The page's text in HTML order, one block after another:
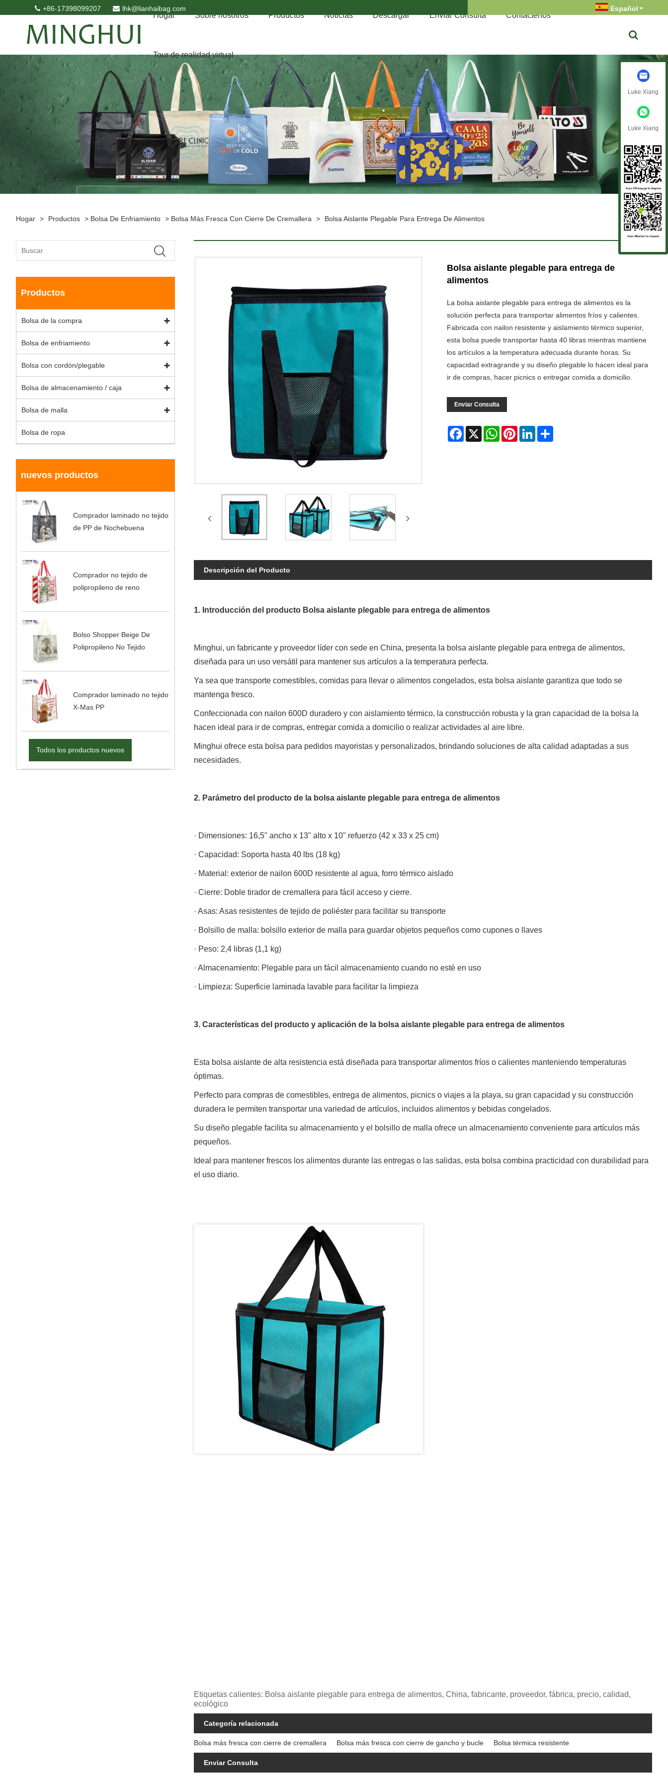
+86-17398099207 lhk@lianhaibag.com Español
Hogar Sobre nosotros Productos Noticias Descargar Enviar Consulta Contáctenos
Tour de realidad virtual
Hogar > Productos > Bolsa De Enfriamiento > Bolsa Más Fresca Con Cierre De Cremallera > Bolsa Aislante Plegable Para Entrega De Alimentos
Productos
Bolsa de la compra
Bolsa de enfriamiento
Bolsa con cordón/plegable
Bolsa de almacenamiento / caja
Bolsa de malla
Bolsa de ropa
nuevos productos
Comprador laminado no tejido
de PP de Nochebuena
Comprador no tejido de
polipropileno de reno
Bolso Shopper Beige De
Polipropileno No Tejido
Comprador laminado no tejido
X-Mas PP
Todos los productos nuevos
Bolsa aislante plegable para entrega de
alimentos
La bolsa aislante plegable para entrega de alimentos es la
solución perfecta para transportar alimentos fríos y calientes.
Fabricada con nailon resistente y aislamiento térmico superior,
esta bolsa puede transportar hasta 40 libras mientras mantiene
los artículos a la temperatura adecuada durante horas. Su
capacidad extragrande y su diseño plegable lo hacen ideal para
ir de compras, hacer picnics o entregar comida a domicilio.
Enviar Consulta
Facebook
X WhatsAppPinterestLinkedIn
Descripción del Producto
1. Introducción del producto Bolsa aislante plegable para entrega de alimentos
Minghui, un fabricante y proveedor líder con sede en China, presenta la bolsa aislante plegable para entrega de alimentos,
diseñada para un uso versátil para mantener sus artículos a la temperatura perfecta.
Ya sea que transporte comestibles, comidas para llevar o alimentos congelados, esta bolsa aislante garantiza que todo se
mantenga fresco.
Confeccionada con nailon 600D duradero y con aislamiento térmico, la construcción robusta y la gran capacidad de la bolsa la
hacen ideal para ir de compras, entregar comida a domicilio o realizar actividades al aire libre.
Minghui ofrece esta bolsa para pedidos mayoristas y personalizados, brindando soluciones de alta calidad adaptadas a sus
necesidades.
2. Parámetro del producto de la bolsa aislante plegable para entrega de alimentos
· Dimensiones: 16,5" ancho x 13" alto x 10" refuerzo (42 x 33 x 25 cm)
· Capacidad: Soporta hasta 40 lbs (18 kg)
· Material: exterior de nailon 600D resistente al agua, forro térmico aislado
· Cierre: Doble tirador de cremallera para fácil acceso y cierre.
· Asas: Asas resistentes de tejido de poliéster para facilitar su transporte
· Bolsillo de malla: bolsillo exterior de malla para guardar objetos pequeños como cupones o llaves
· Peso: 2,4 libras (1,1 kg)
· Almacenamiento: Plegable para un fácil almacenamiento cuando no esté en uso
· Limpieza: Superficie laminada lavable para facilitar la limpieza
3. Características del producto y aplicación de la bolsa aislante plegable para entrega de alimentos
Esta bolsa aislante de alta resistencia está diseñada para transportar alimentos fríos o calientes manteniendo temperaturas
óptimas.
Perfecto para compras de comestibles, entrega de alimentos, picnics o viajes a la playa, su gran capacidad y su construcción
duradera le permiten transportar una variedad de artículos, incluidos alimentos y bebidas congelados.
Su diseño plegable facilita su almacenamiento y el bolsillo de malla ofrece un almacenamiento conveniente para artículos más
pequeños.
Ideal para mantener frescos los alimentos durante las entregas o las salidas, esta bolsa combina practicidad con durabilidad para
el uso diario.
Etiquetas calientes: Bolsa aislante plegable para entrega de alimentos, China, fabricante, proveedor, fábrica, precio, calidad,
ecológico
Categoría relacionada
Bolsa más fresca con cierre de cremallera Bolsa más fresca con cierre de gancho y bucle Bolsa térmica resistente
Enviar Consulta
Luke Xiang
Luke Xiang